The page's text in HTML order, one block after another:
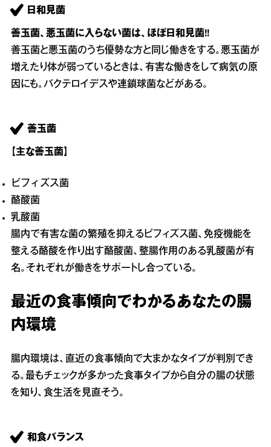
日和見菌
善玉菌、悪玉菌に入らない菌は、ほぼ日和見菌!!
善玉菌と悪玉菌のうち優勢な方と同じ働きをする。悪玉菌が
増えたり体が弱っているときは、有害な働きをして病気の原
因にも。バクテロイデスや連鎖球菌などがある。
善玉菌
【主な善玉菌】
ビフィズス菌
酪酸菌
乳酸菌
腸内で有害な菌の繁殖を抑えるビフィズス菌、免疫機能を
整える酪酸を作り出す酪酸菌、整腸作用のある乳酸菌が有
名。それぞれが働きをサポートし合っている。
最近の食事傾向でわかるあなたの腸
内環境
腸内環境は、直近の食事傾向で大まかなタイプが判別でき
る。最もチェックが多かった食事タイプから自分の腸の状態
を知り、食生活を見直そう。
和食バランス